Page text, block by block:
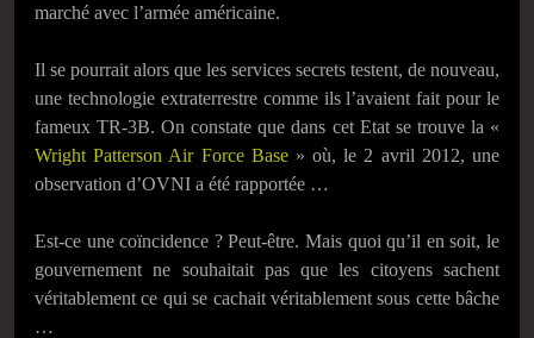
marché avec l’armée américaine.
Il se pourrait alors que les services secrets testent, de nouveau,
une technologie extraterrestre comme ils l’avaient fait pour le
fameux TR-3B. On constate que dans cet Etat se trouve la «
Wright Patterson Air Force Base» où, le 2 avril 2012, une
observation d’OVNI a été rapportée …
Est-ce une coïncidence ? Peut-être. Mais quoi qu’il en soit, le
gouvernement ne souhaitait pas que les citoyens sachent
véritablement ce qui se cachait véritablement sous cette bâche
…